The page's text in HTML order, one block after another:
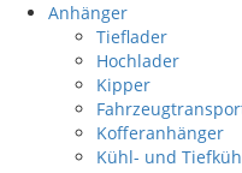
Anhänger
Tieflader
Hochlader
Kipper
Kofferanhänger
Kühl- und